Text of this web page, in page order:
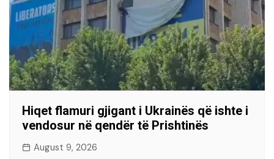
Hiqet flamuri gjigant i Ukrainës që ishte i
vendosur në qendër të Prishtinës
August 9, 2026